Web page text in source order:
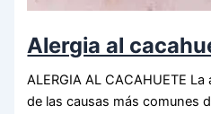
Alergia al
ALERGIA AL CACAHUETE
de las causas más comunes